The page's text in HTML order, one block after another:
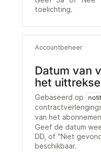
toelichting.
Accountbeheer
Datum van
het
Gebaseerd op
van het
Geef de datum
DD, of "Niet
beschikbaar.